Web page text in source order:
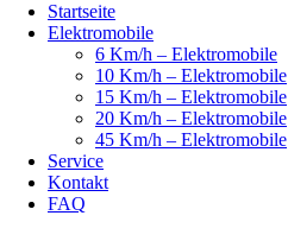
Startseite
Elektromobile
6 Km/h – Elektromobile
10 Km/h – Elektromobile
15 Km/h – Elektromobile
20 Km/h – Elektromobile
45 Km/h – Elektromobile
Service
Kontakt
FAQ